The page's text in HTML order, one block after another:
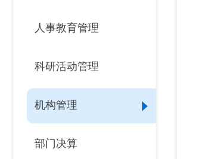
人事教育管理
科研活动管理
机构管理
部门决算